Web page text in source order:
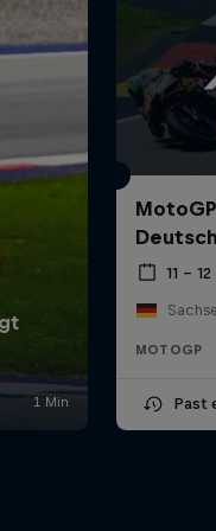
11 –
MOTOGP
Past